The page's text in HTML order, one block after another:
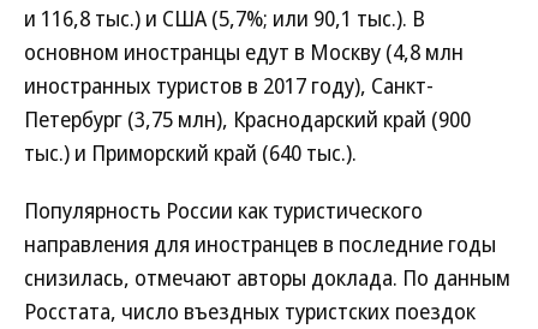
и 116,8 тыс.) и США (5,7%; или 90,1 тыс.). В
основном иностранцы едут в Москву (4,8 млн
иностранных туристов в 2017 году), Санкт-
Петербург (3,75 млн), Краснодарский край (900
тыс.) и Приморский край (640 тыс.).
Популярность России как туристического
направления для иностранцев в последние годы
снизилась, отмечают авторы доклада. По данным
Росстата, число въездных туристских поездок